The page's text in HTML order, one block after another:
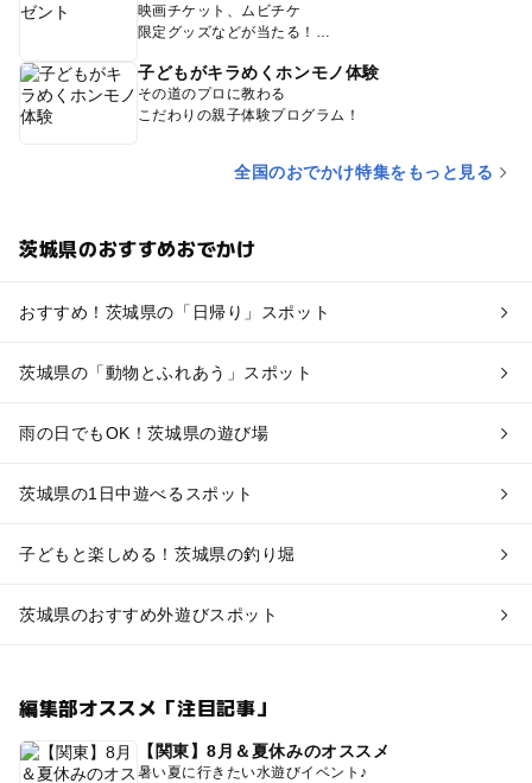
映画チケット、ムビチケ
限定グッズなどが当たる！
子どもがキラめくホンモノ体験
その道のプロに教わる
こだわりの親子体験プログラム！
全国のおでかけ特集をもっと見る
茨城県のおすすめおでかけ
おすすめ！茨城県の「日帰り」スポット
茨城県の「動物とふれあう」スポット
雨の日でもOK！茨城県の遊び場
茨城県の1日中遊べるスポット
子どもと楽しめる！茨城県の釣り堀
茨城県のおすすめ外遊びスポット
編集部オススメ「注目記事」
【関東】8月＆夏休みのオススメ
暑い夏に行きたい水遊びイベント♪